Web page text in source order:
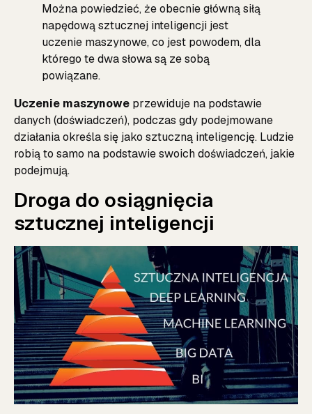
Można powiedzieć, że obecnie główną siłą
napędową sztucznej inteligencji jest
uczenie maszynowe, co jest powodem, dla
którego te dwa słowa są ze sobą
powiązane.
Uczenie maszynowe przewiduje na podstawie
danych (doświadczeń), podczas gdy podejmowane
działania określa się jako sztuczną inteligencję. Ludzie
robią to samo na podstawie swoich doświadczeń, jakie
podejmują.
Droga do osiągnięcia
sztucznej inteligencji